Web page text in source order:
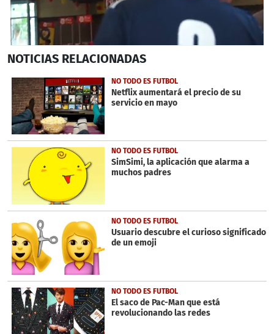
seconds
3
minutes,
27
seconds
NOTICIAS RELACIONADAS
NO TODO ES FUTBOL
Netflix aumentará el precio de su
servicio en mayo
NO TODO ES FUTBOL
SimSimi, la aplicación que alarma a
muchos padres
NO TODO ES FUTBOL
Usuario descubre el curioso significado
de un emoji
NO TODO ES FUTBOL
El saco de Pac-Man que está
revolucionando las redes